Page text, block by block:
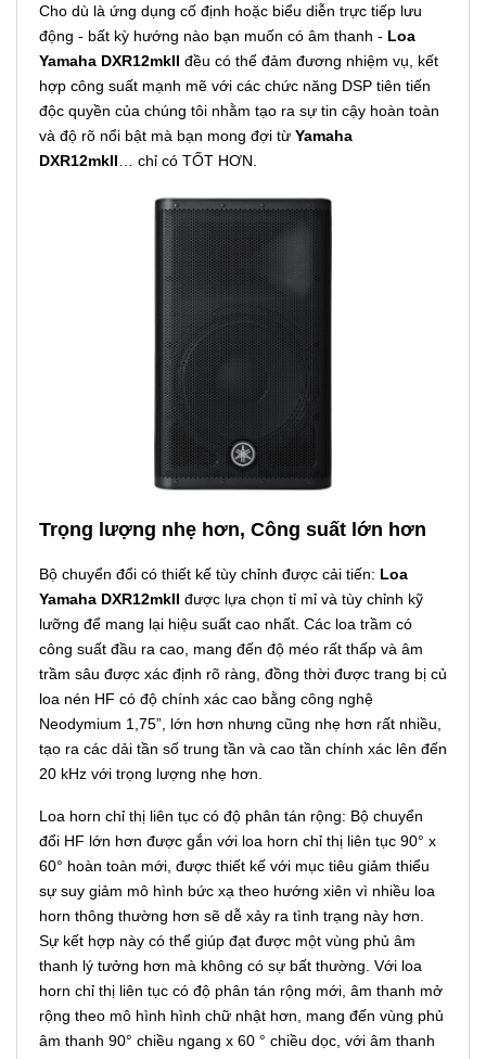
Cho dù là ứng dụng cố định hoặc biểu diễn trực tiếp lưu
động - bất kỳ hướng nào bạn muốn có âm thanh - Loa
Yamaha DXR12mkII đều có thể đảm đương nhiệm vụ, kết
hợp công suất mạnh mẽ với các chức năng DSP tiên tiến
độc quyền của chúng tôi nhằm tạo ra sự tin cậy hoàn toàn
và độ rõ nổi bật mà bạn mong đợi từ Yamaha
DXR12mkII… chỉ có TỐT HƠN.
Trọng lượng nhẹ hơn, Công suất lớn hơn
Bộ chuyển đổi có thiết kế tùy chỉnh được cải tiến: Loa
Yamaha DXR12mkII được lựa chọn tỉ mỉ và tùy chỉnh kỹ
lưỡng để mang lại hiệu suất cao nhất. Các loa trầm có
công suất đầu ra cao, mang đến độ méo rất thấp và âm
trầm sâu được xác định rõ ràng, đồng thời được trang bị củ
loa nén HF có độ chính xác cao bằng công nghệ
Neodymium 1,75”, lớn hơn nhưng cũng nhẹ hơn rất nhiều,
tạo ra các dải tần số trung tần và cao tần chính xác lên đến
20 kHz với trọng lượng nhẹ hơn.
Loa horn chỉ thị liên tục có độ phân tán rộng: Bộ chuyển
đổi HF lớn hơn được gắn với loa horn chỉ thị liên tục 90° x
60° hoàn toàn mới, được thiết kế với mục tiêu giảm thiểu
sự suy giảm mô hình bức xạ theo hướng xiên vì nhiều loa
horn thông thường hơn sẽ dễ xảy ra tình trạng này hơn.
Sự kết hợp này có thể giúp đạt được một vùng phủ âm
thanh lý tưởng hơn mà không có sự bất thường. Với loa
horn chỉ thị liên tục có độ phân tán rộng mới, âm thanh mở
rộng theo mô hình hình chữ nhật hơn, mang đến vùng phủ
âm thanh 90° chiều ngang x 60 ° chiều dọc, với âm thanh